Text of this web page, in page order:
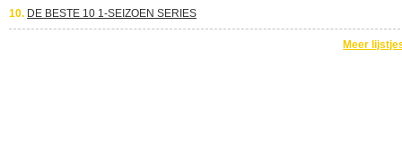
10. DE BESTE 10 1-SEIZOEN SERIES
Meer